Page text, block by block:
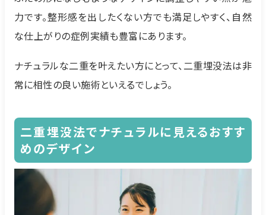
力です。整形感を出したくない方でも満足しやすく、自然
な仕上がりの症例実績も豊富にあります。
ナチュラルな二重を叶えたい方にとって、二重埋没法は非
常に相性の良い施術といえるでしょう。
二重埋没法でナチュラルに見えるおすす
めのデザイン